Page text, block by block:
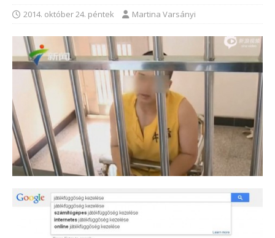
2014. október 24. péntek Martina Varsányi